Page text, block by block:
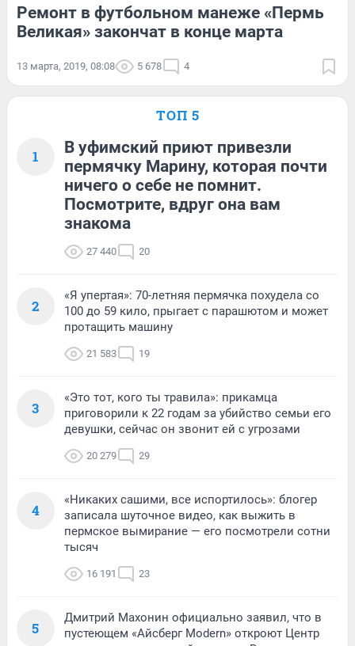
Ремонт в футбольном манеже «Пермь
Великая» закончат в конце марта
13 марта, 2019, 08:08 5 678 4
ТОП 5
1
В уфимский приют привезли
пермячку Марину, которая почти
ничего о себе не помнит.
Посмотрите, вдруг она вам
знакома
27 440 20
2
«Я упертая»: 70-летняя пермячка похудела со
100 до 59 кило, прыгает с парашютом и может
протащить машину
21 583 19
3
«Это тот, кого ты травила»: прикамца
приговорили к 22 годам за убийство семьи его
девушки, сейчас он звонит ей с угрозами
20 279 29
4
«Никаких сашими, все испортилось»: блогер
записала шуточное видео, как выжить в
пермское вымирание — его посмотрели сотни
тысяч
16 191 23
5
Дмитрий Махонин официально заявил, что в
пустеющем «Айсберг Modern» откроют Центр